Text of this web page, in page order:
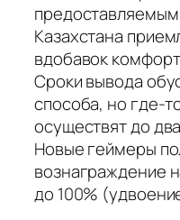
предоставляемым
Казахстана
вдобавок
Сроки вывода
способа, но где-
осуществят до
Новые геймеры
вознаграждение
до 100%